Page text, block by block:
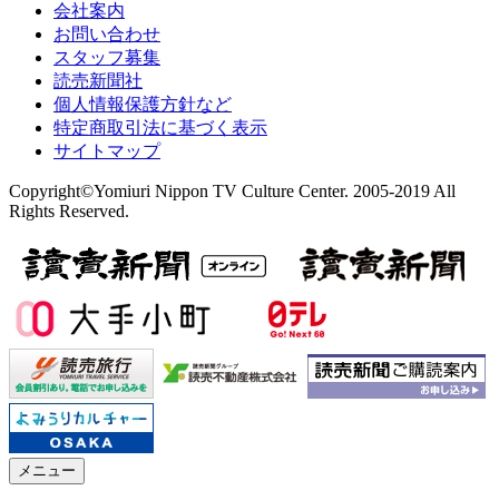
会社案内
お問い合わせ
スタッフ募集
読売新聞社
個人情報保護方針など
特定商取引法に基づく表示
サイトマップ
Copyright©Yomiuri Nippon TV Culture Center. 2005-2019 All
Rights Reserved.
メニュー